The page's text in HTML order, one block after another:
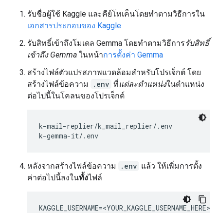
รับชื่อผู้ใช้ Kaggle และคีย์โทเค็นโดยทําตามวิธีการใน
เอกสารประกอบของ Kaggle
รับสิทธิ์เข้าถึงโมเดล Gemma โดยทําตามวิธีการรับสิทธิ์
เข้าถึง Gemma ในหน้าการตั้งค่า Gemma
สร้างไฟล์ตัวแปรสภาพแวดล้อมสำหรับโปรเจ็กต์ โดย
สร้างไฟล์ข้อความ
.env ที่แต่ละตำแหน่งในตำแหน่ง
ต่อไปนี้ในโคลนของโปรเจ็กต์
k-mail-replier/k_mail_replier/.env
หลังจากสร้างไฟล์ข้อความ .env แล้ว ให้เพิ่มการตั้ง
ค่าต่อไปนี้ลงในทั้งไฟล์
KAGGLE_USERNAME=<YOUR_KAGGLE_USERNAME_HERE>